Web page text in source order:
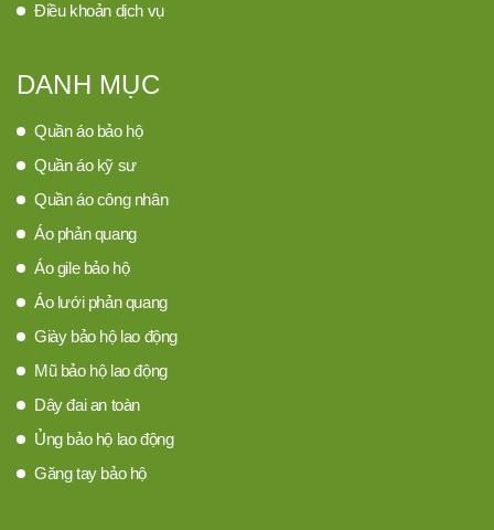
Điều khoản dịch vụ
DANH MỤC
Quần áo bảo hộ
Quần áo kỹ sư
Quần áo công nhân
Áo phản quang
Áo gile bảo hộ
Áo lưới phản quang
Giày bảo hộ lao động
Mũ bảo hộ lao động
Dây đai an toàn
Ủng bảo hộ lao động
Găng tay bảo hộ